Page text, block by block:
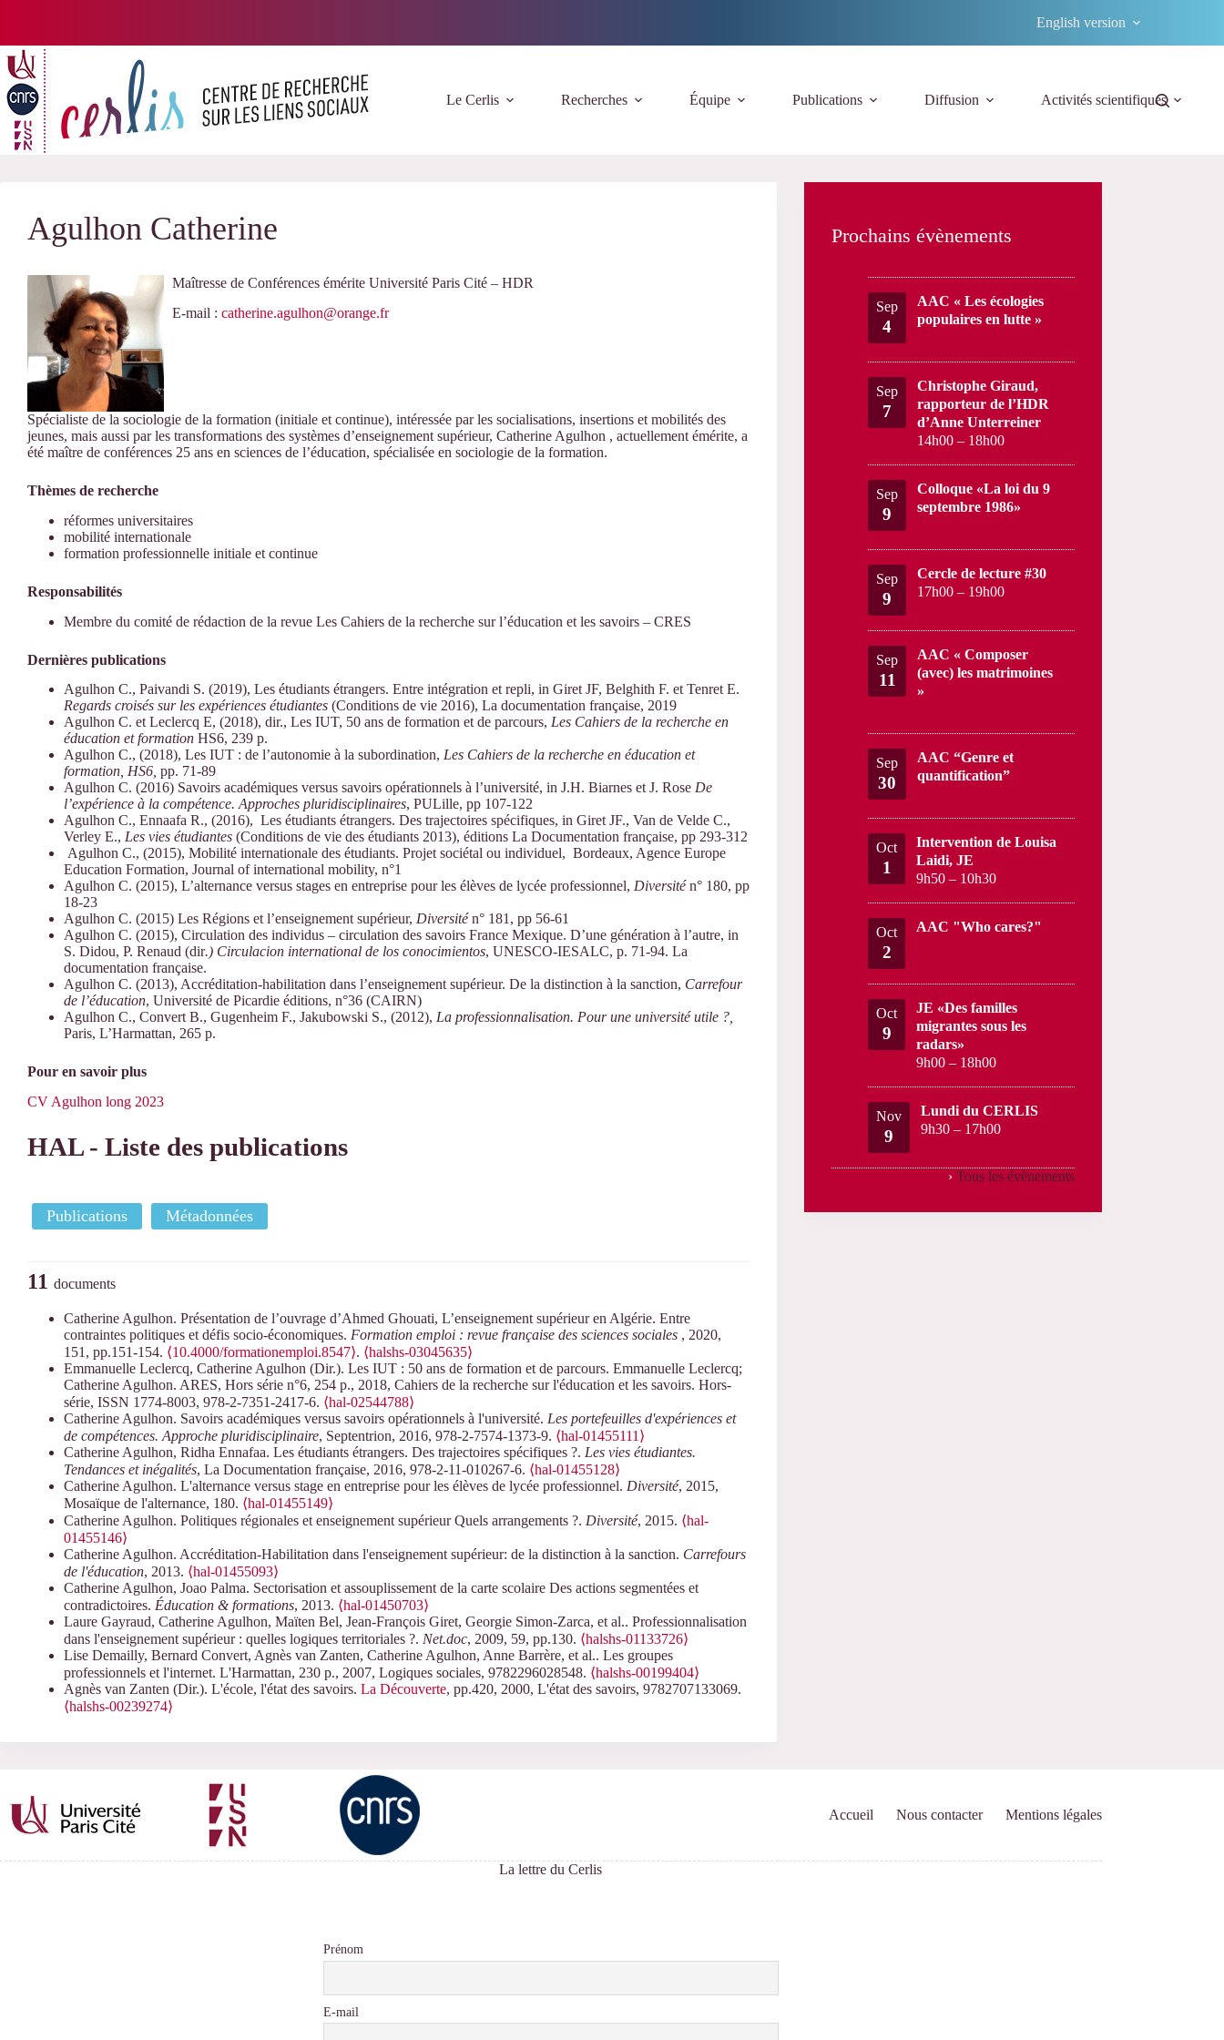
English version
Le Cerlis Recherches Équipe Publications Diffusion Activités scientifiques
Agulhon Catherine
Maîtresse de Conférences émérite Université Paris Cité – HDR
E-mail : catherine.agulhon@orange.fr
Spécialiste de la sociologie de la formation (initiale et continue), intéressée par les socialisations, insertions et mobilités des
jeunes, mais aussi par les transformations des systèmes d’enseignement supérieur, Catherine Agulhon , actuellement émérite, a
été maître de conférences 25 ans en sciences de l’éducation, spécialisée en sociologie de la formation.
Thèmes de recherche
réformes universitaires
mobilité internationale
formation professionnelle initiale et continue
Responsabilités
Membre du comité de rédaction de la revue Les Cahiers de la recherche sur l’éducation et les savoirs – CRES
Dernières publications
Agulhon C., Paivandi S. (2019), Les étudiants étrangers. Entre intégration et repli, in Giret JF, Belghith F. et Tenret E.
Regards croisés sur les expériences étudiantes (Conditions de vie 2016), La documentation française, 2019
Agulhon C. et Leclercq E, (2018), dir., Les IUT, 50 ans de formation et de parcours, Les Cahiers de la recherche en
éducation et formation HS6, 239 p.
Agulhon C., (2018), Les IUT : de l’autonomie à la subordination, Les Cahiers de la recherche en éducation et
formation, HS6, pp. 71-89
Agulhon C. (2016) Savoirs académiques versus savoirs opérationnels à l’université, in J.H. Biarnes et J. Rose De
l’expérience à la compétence. Approches pluridisciplinaires, PULille, pp 107-122
Agulhon C., Ennaafa R., (2016), Les étudiants étrangers. Des trajectoires spécifiques, in Giret JF., Van de Velde C.,
Verley E., Les vies étudiantes (Conditions de vie des étudiants 2013), éditions La Documentation française, pp 293-312
Agulhon C., (2015), Mobilité internationale des étudiants. Projet sociétal ou individuel, Bordeaux, Agence Europe
Education Formation, Journal of international mobility, n°1
Agulhon C. (2015), L’alternance versus stages en entreprise pour les élèves de lycée professionnel, Diversitén° 180, pp
18-23
Agulhon C. (2015) Les Régions et l’enseignement supérieur, Diversitén° 181, pp 56-61
Agulhon C. (2015), Circulation des individus – circulation des savoirs France Mexique. D’une génération à l’autre, in
S. Didou, P. Renaud (dir.) Circulacion international de los conocimientos, UNESCO-IESALC, p. 71-94. La
documentation française.
Agulhon C. (2013), Accréditation-habilitation dans l’enseignement supérieur. De la distinction à la sanction, Carrefour
de l’éducation, Université de Picardie éditions, n°36 (CAIRN)
Agulhon C., Convert B., Gugenheim F., Jakubowski S., (2012), La professionnalisation. Pour une université utile ?,
Paris, L’Harmattan, 265 p.
Pour en savoir plus
CV Agulhon long 2023
HAL - Liste des publications
Publications Métadonnées
11 documents
Catherine Agulhon. Présentation de l’ouvrage d’Ahmed Ghouati, L’enseignement supérieur en Algérie. Entre
contraintes politiques et défis socio-économiques. Formation emploi : revue française des sciences sociales , 2020,
151, pp.151-154. ⟨10.4000/formationemploi.8547⟩. ⟨halshs-03045635⟩
Emmanuelle Leclercq, Catherine Agulhon (Dir.). Les IUT : 50 ans de formation et de parcours. Emmanuelle Leclercq;
Catherine Agulhon. ARES, Hors série n°6, 254 p., 2018, Cahiers de la recherche sur l'éducation et les savoirs. Hors-
série, ISSN 1774-8003, 978-2-7351-2417-6. ⟨hal-02544788⟩
Catherine Agulhon. Savoirs académiques versus savoirs opérationnels à l'université. Les portefeuilles d'expériences et
de compétences. Approche pluridisciplinaire, Septentrion, 2016, 978-2-7574-1373-9. ⟨hal-01455111⟩
Catherine Agulhon, Ridha Ennafaa. Les étudiants étrangers. Des trajectoires spécifiques ?. Les vies étudiantes.
Tendances et inégalités, La Documentation française, 2016, 978-2-11-010267-6. ⟨hal-01455128⟩
Catherine Agulhon. L'alternance versus stage en entreprise pour les élèves de lycée professionnel. Diversité, 2015,
Mosaïque de l'alternance, 180. ⟨hal-01455149⟩
Catherine Agulhon. Politiques régionales et enseignement supérieur Quels arrangements ?. Diversité, 2015. ⟨hal-
01455146⟩
Catherine Agulhon. Accréditation-Habilitation dans l'enseignement supérieur: de la distinction à la sanction. Carrefours
de l'éducation, 2013. ⟨hal-01455093⟩
Catherine Agulhon, Joao Palma. Sectorisation et assouplissement de la carte scolaire Des actions segmentées et
contradictoires. Éducation & formations, 2013. ⟨hal-01450703⟩
Laure Gayraud, Catherine Agulhon, Maïten Bel, Jean-François Giret, Georgie Simon-Zarca, et al.. Professionnalisation
dans l'enseignement supérieur : quelles logiques territoriales ?. Net.doc, 2009, 59, pp.130. ⟨halshs-01133726⟩
Lise Demailly, Bernard Convert, Agnès van Zanten, Catherine Agulhon, Anne Barrère, et al.. Les groupes
professionnels et l'internet. L'Harmattan, 230 p., 2007, Logiques sociales, 9782296028548. ⟨halshs-00199404⟩
Agnès van Zanten (Dir.). L'école, l'état des savoirs. La Découverte, pp.420, 2000, L'état des savoirs, 9782707133069.
⟨halshs-00239274⟩
Prochains évènements
Sep
4
AAC « Les écologies
populaires en lutte »
Sep
7
Christophe Giraud,
rapporteur de l’HDR
d’Anne Unterreiner
14h00 – 18h00
Sep
9
Colloque «La loi du 9
septembre 1986»
Sep
9
Cercle de lecture #30
17h00 – 19h00
Sep
11
AAC « Composer
(avec) les matrimoines
»
Sep
30
AAC “Genre et
quantification”
Oct
1
Intervention de Louisa
Laidi, JE
9h50 – 10h30
Oct
2
AAC "Who cares?"
Oct
9
JE «Des familles
migrantes sous les
radars»
9h00 – 18h00
Nov
9
Lundi du CERLIS
9h30 – 17h00
› Tous les évènements
Accueil Nous contacter Mentions légales
La lettre du Cerlis
Prénom
E-mail